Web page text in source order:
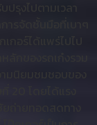
ถ่ายทอดสดทาง